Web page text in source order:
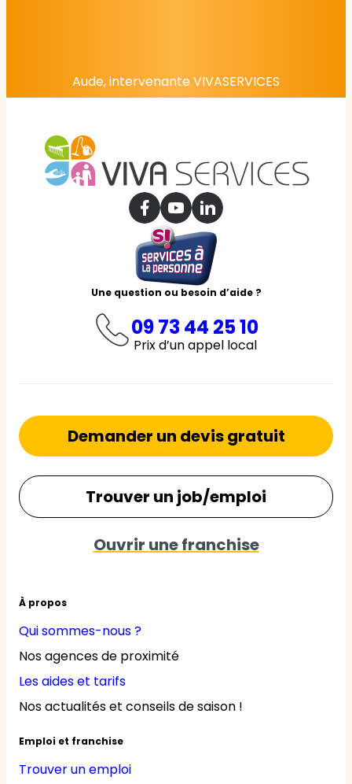
Aude, intervenante VIVASERVICES
Une question ou besoin d’aide ?
09 73 44 25 10
Prix d’un appel local
À propos
Qui sommes-nous ?
Nos agences de proximité
Les aides et tarifs
Nos actualités et conseils de saison !
Emploi et franchise
Trouver un emploi
Demander un devis gratuit
Trouver un job/emploi
Ouvrir une franchise